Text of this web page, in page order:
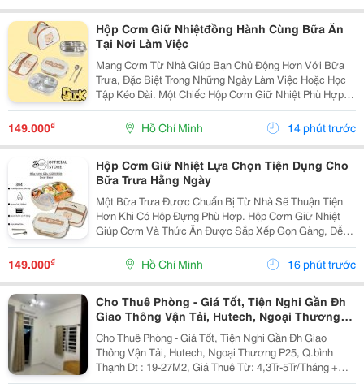
Hộp Cơm Giữ Nhiệtđồng Hành Cùng Bữa Ăn
Tại Nơi Làm Việc
Mang Cơm Từ Nhà Giúp Bạn Chủ Động Hơn Với Bữa
Trưa, Đặc Biệt Trong Những Ngày Làm Việc Hoặc Học
Tập Kéo Dài. Một Chiếc Hộp Cơm Giữ Nhiệt Phù Hợp
Sẽ Giúp Các Món Ăn Được Sắp Xếp Gọn Gàng Và
Thuận Tiện Mang Theo. Chọn Hộp Theo Nhu Cầu Sử
Dụng Nếu...
149.000₫ Hồ Chí Minh 14 phút trước
Hộp Cơm Giữ Nhiệt Lựa Chọn Tiện Dụng Cho
Bữa Trưa Hằng Ngày
Một Bữa Trưa Được Chuẩn Bị Từ Nhà Sẽ Thuận Tiện
Hơn Khi Có Hộp Đựng Phù Hợp. Hộp Cơm Giữ Nhiệt
Giúp Cơm Và Thức Ăn Được Sắp Xếp Gọn Gàng, Dễ
Mang Theo Đến Trường, Nơi Làm Việc Hoặc Sử Dụng
Trong Những Chuyến Đi. Chọn Hộp Dựa Trên Thực Đơn
149.000₫ Hồ Chí Minh 16 phút trước
Cho Thuê Phòng - Giá Tốt, Tiện Nghi Gần Đh
Giao Thông Vận Tải, Hutech, Ngoại Thương
P25, Q.bình Thạnh
Cho Thuê Phòng - Giá Tốt, Tiện Nghi Gần Đh Giao
Thông Vận Tải, Hutech, Ngoại Thương P25, Q.bình
Thạnh Dt : 19-27M2, Giá Thuê Từ: 4,3Tr-5Tr/Tháng +
Phòng Có Ban Công Sạch, Thoáng, Nhà Vệ Sinh Riêng.